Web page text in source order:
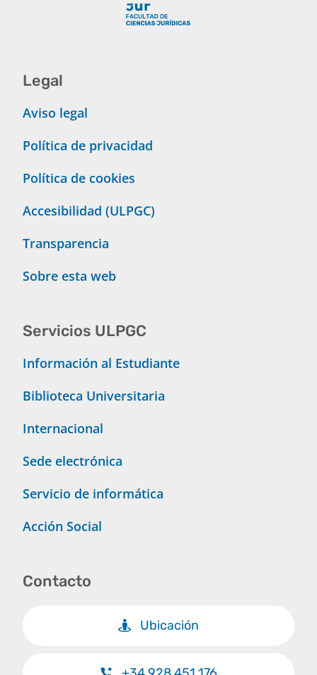
Legal
Aviso legal
Política de privacidad
Política de cookies
Accesibilidad (ULPGC)
Transparencia
Sobre esta web
Servicios ULPGC
Información al Estudiante
Biblioteca Universitaria
Internacional
Sede electrónica
Servicio de informática
Acción Social
Contacto
Ubicación